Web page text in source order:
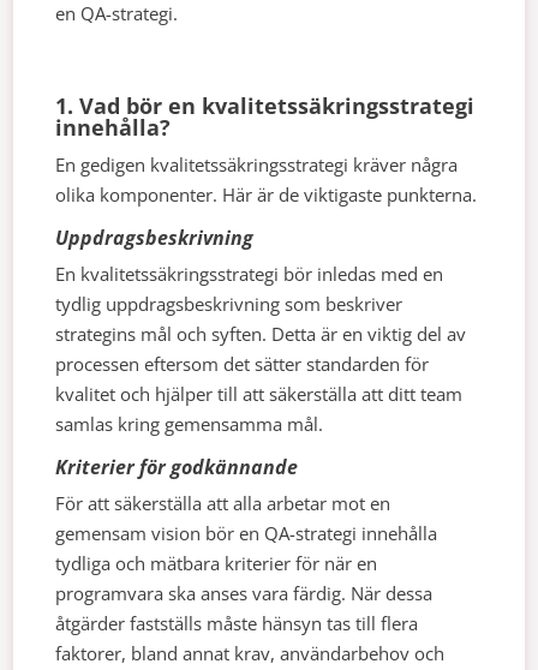
en QA-strategi.
1. Vad bör en kvalitetssäkringsstrategi
innehålla?
En gedigen kvalitetssäkringsstrategi kräver några
olika komponenter. Här är de viktigaste punkterna.
Uppdragsbeskrivning
En kvalitetssäkringsstrategi bör inledas med en
tydlig uppdragsbeskrivning som beskriver
strategins mål och syften. Detta är en viktig del av
processen eftersom det sätter standarden för
kvalitet och hjälper till att säkerställa att ditt team
samlas kring gemensamma mål.
Kriterier för godkännande
För att säkerställa att alla arbetar mot en
gemensam vision bör en QA-strategi innehålla
tydliga och mätbara kriterier för när en
programvara ska anses vara färdig. När dessa
åtgärder fastställs måste hänsyn tas till flera
faktorer, bland annat krav, användarbehov och